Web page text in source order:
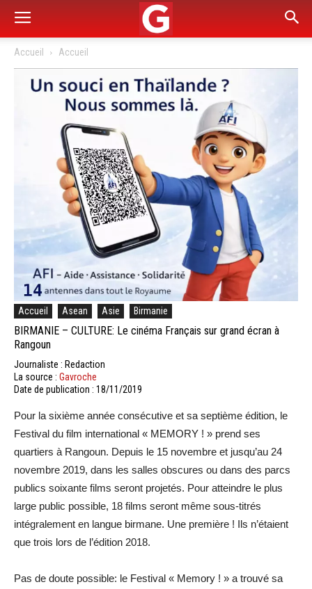
Accueil Accueil
Accueil Asean Asie Birmanie
BIRMANIE – CULTURE: Le cinéma Français sur grand écran à
Rangoun
Journaliste : Redaction
La source : Gavroche
Date de publication : 18/11/2019
Pour la sixième année consécutive et sa septième édition, le
Festival du film international « MEMORY ! » prend ses
quartiers à Rangoun. Depuis le 15 novembre et jusqu’au 24
novembre 2019, dans les salles obscures ou dans des parcs
publics soixante films seront projetés. Pour atteindre le plus
large public possible, 18 films seront même sous-titrés
intégralement en langue birmane. Une première ! Ils n’étaient
que trois lors de l’édition 2018.
Pas de doute possible: le Festival « Memory ! » a trouvé sa